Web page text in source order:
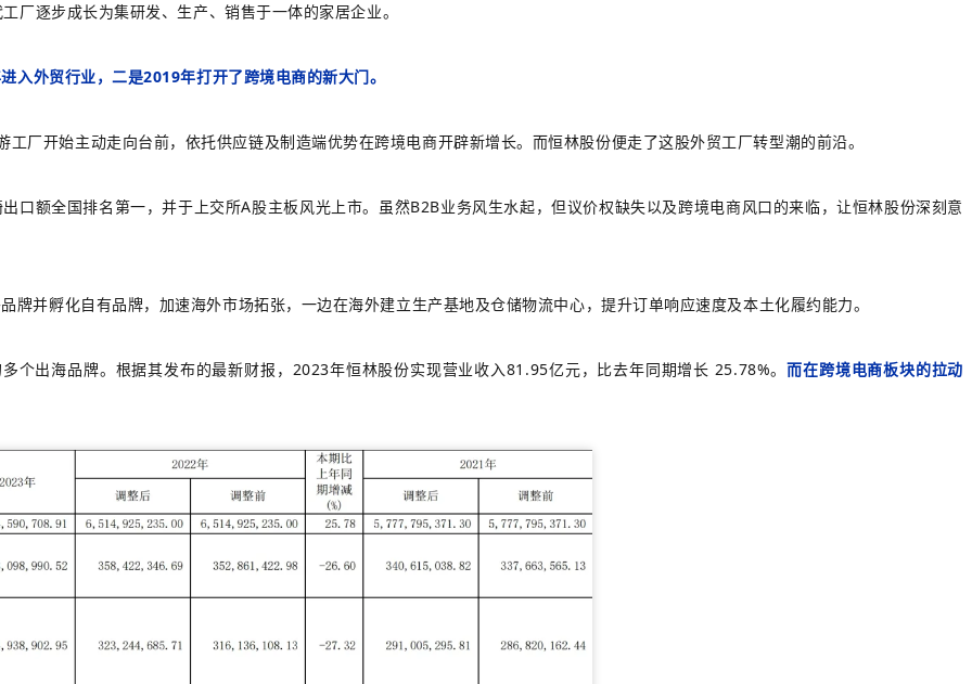
逐步成长为集研发、生产、销售于一体的家居企业。
入外贸行业，二是2019年打开了跨境电商的新大门。
厂开始主动走向台前，依托供应链及制造端优势在跨境电商开辟新增长。而恒林股份便走了这股外贸工厂转型潮的前沿。
口额全国排名第一，并于上交所A股主板风光上市。虽然B2B业务风生水起，但议价权缺失以及跨境电商风口的来临，让恒林股份深刻意
并孵化自有品牌，加速海外市场拓张，一边在海外建立生产基地及仓储物流中心，提升订单响应速度及本土化履约能力。
个出海品牌。根据其发布的最新财报，2023年恒林股份实现营业收入81.95亿元，比去年同期增长 25.78%。而在跨境电商板块的拉动